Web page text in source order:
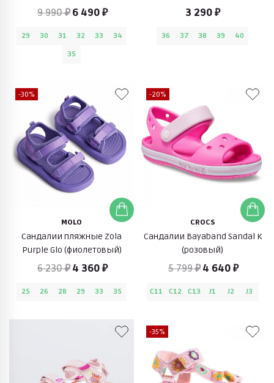
9 990 ₽ 6 490 ₽
29 30 31 32 33
34
35
3 290 ₽
36 37 38 39 40
-30%
MOLO
Сандалии пляжные Zola
Purple Glo (фиолетовый)
6 230 ₽ 4 360 ₽
25 26 28 29 33 35
-20%
CROCS
Сандалии Bayaband Sandal K
(розовый)
5 799 ₽ 4 640 ₽
C11 C12 C13 J1 J2 J3
-35%